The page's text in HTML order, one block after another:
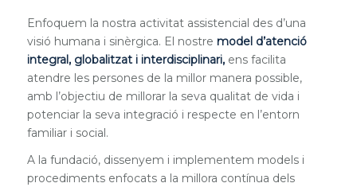
Enfoquem la nostra activitat assistencial des d’una
visió humana i sinèrgica. El nostre model d’atenció
integral, globalitzat i interdisciplinari,ens facilita
atendre les persones de la millor manera possible,
amb l’objectiu de millorar la seva qualitat de vida i
potenciar la seva integració i respecte en l’entorn
familiar i social.
A la fundació, dissenyem i implementem models i
procediments enfocats a la millora contínua dels